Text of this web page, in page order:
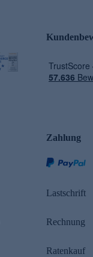
Zahlung
Lastschrift
Rechnung
Ratenkauf